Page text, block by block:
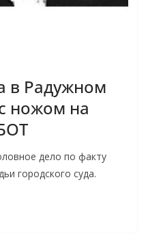
в Радужном
ножом на
дело по факту
городского суда.